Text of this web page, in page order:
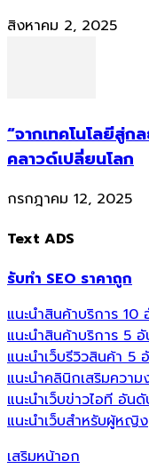
สิงหาคม 2, 2025
“จากเทคโนโลยีสู่
คลาวด์เปลี่ยนโลก
กรกฎาคม 12, 2025
Text ADS
รับทำ SEO ราคาถูก
แนะนำสินค้าบริการ
แนะนำสินค้าบริการ 5
แนะนำเว็บรีวิวสินค้า
แนะนำคลินิกเสริมคว
แนะนำเว็บข่าวไอที อัน
แนะนำเว็บสำหรับผู้หญิง
เสริมหน้าอก